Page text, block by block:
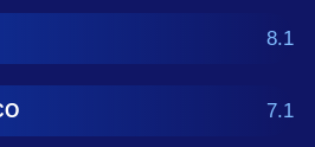
鱼、中粮/COFCO、
、初萃、北大荒、五常
大院、十月稻田。如
牌子好？那么本寿司
8.1
7.1